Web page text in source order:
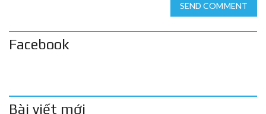
SEND COMMENT
Facebook
Bài viết mới